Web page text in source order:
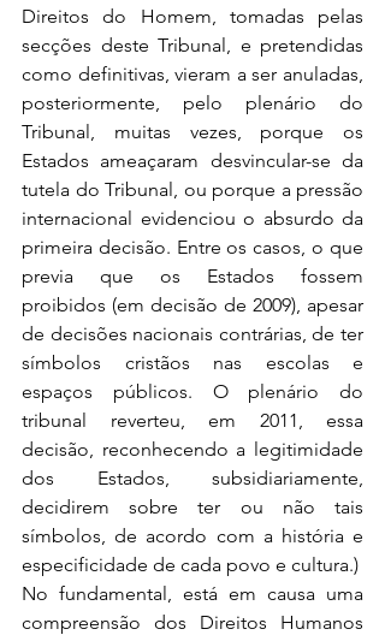
Direitos do Homem, tomadas pelas
secções deste Tribunal, e pretendidas
como definitivas, vieram a ser anuladas,
posteriormente, pelo plenário do
Tribunal, muitas vezes, porque os
Estados ameaçaram desvincular-se da
tutela do Tribunal, ou porque a pressão
internacional evidenciou o absurdo da
primeira decisão. Entre os casos, o que
previa que os Estados fossem
proibidos (em decisão de 2009), apesar
de decisões nacionais contrárias, de ter
símbolos cristãos nas escolas e
espaços públicos. O plenário do
tribunal reverteu, em 2011, essa
decisão, reconhecendo a legitimidade
dos Estados, subsidiariamente,
decidirem sobre ter ou não tais
símbolos, de acordo com a história e
especificidade de cada povo e cultura.)
No fundamental, está em causa uma
compreensão dos Direitos Humanos